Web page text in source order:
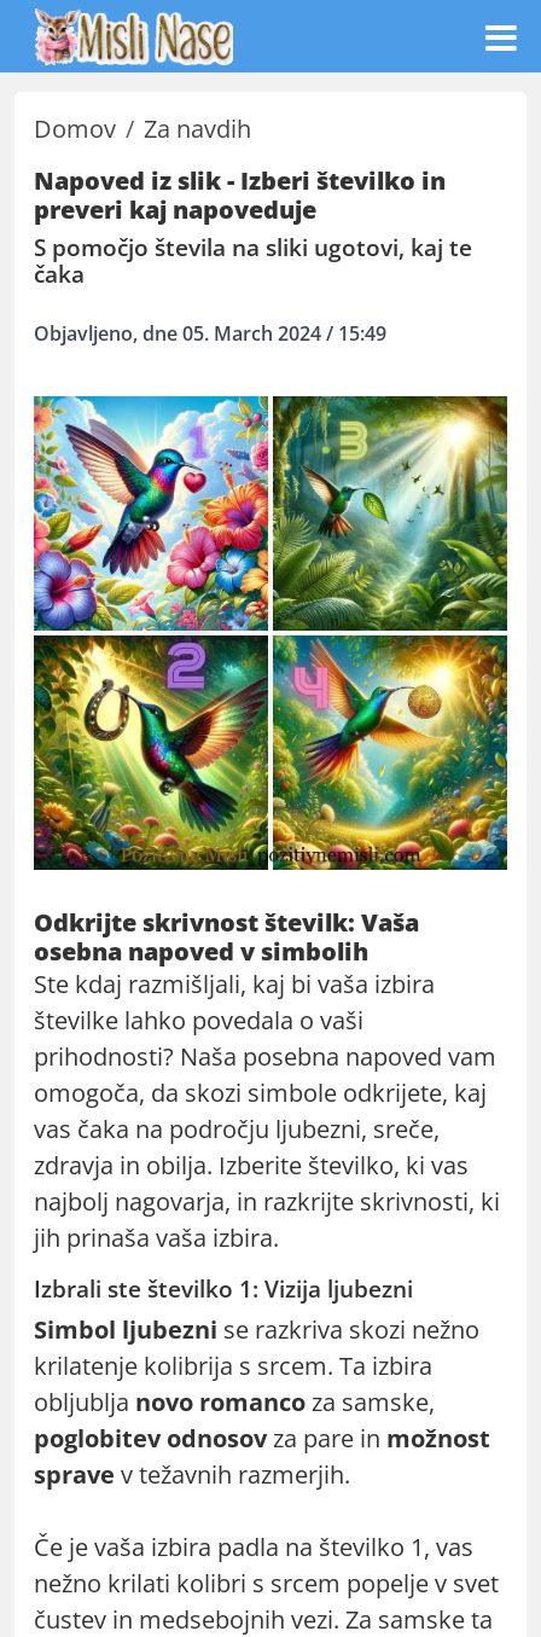
Domov
Za navdih
Napoved iz slik - Izberi številko in
preveri kaj napoveduje
S pomočjo števila na sliki ugotovi, kaj te
čaka
Objavljeno, dne 05. March 2024 / 15:49
Odkrijte skrivnost številk: Vaša
osebna napoved v simbolih
Ste kdaj razmišljali, kaj bi vaša izbira
številke lahko povedala o vaši
prihodnosti? Naša posebna napoved vam
omogoča, da skozi simbole odkrijete, kaj
vas čaka na področju ljubezni, sreče,
zdravja in obilja. Izberite številko, ki vas
najbolj nagovarja, in razkrijte skrivnosti, ki
jih prinaša vaša izbira.
Izbrali ste številko 1: Vizija ljubezni
Simbol ljubezni se razkriva skozi nežno
krilatenje kolibrija s srcem. Ta izbira
obljublja novo romancoza samske,
poglobitev odnosovza pare in možnost
sprave v težavnih razmerjih.
Če je vaša izbira padla na številko 1, vas
nežno krilati kolibri s srcem popelje v svet
čustev in medsebojnih vezi. Za samske ta